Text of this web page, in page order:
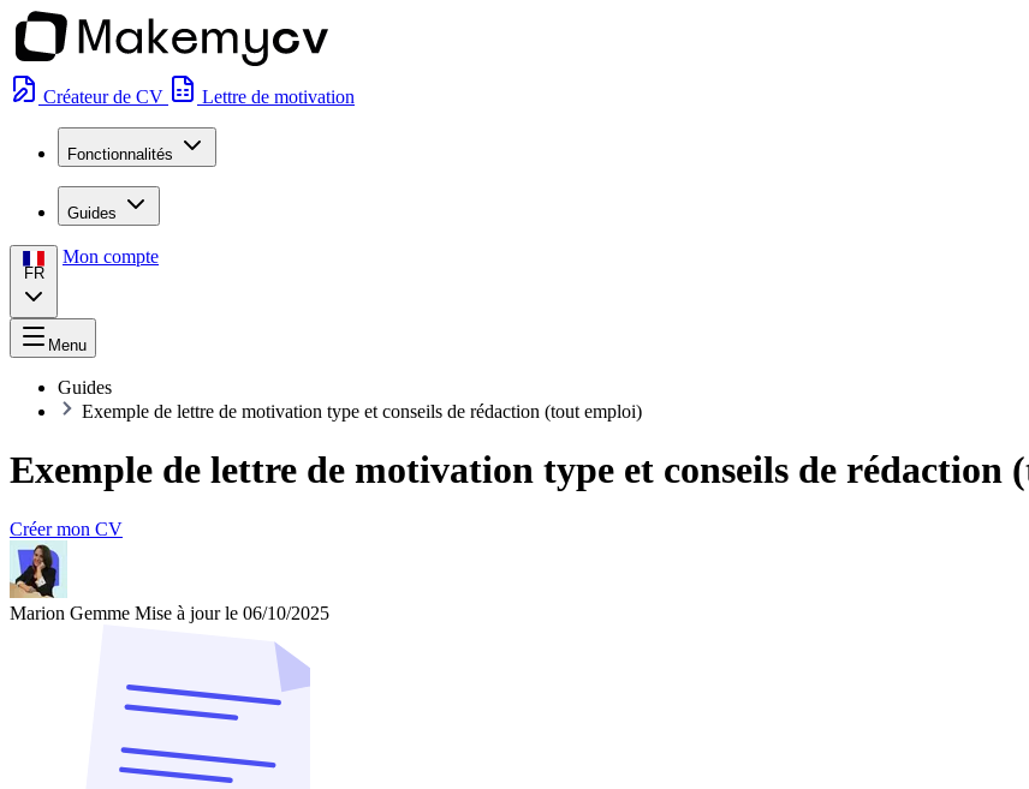
Créateur de CV Lettre de motivation
Fonctionnalités
Guides
FR
Mon compte
Menu
Guides
Exemple de lettre de motivation type et conseils de rédaction (tout emploi)
Exemple de lettre de motivation type et conseils de rédaction
Créer mon CV
Marion Gemme Mise à jour le 06/10/2025